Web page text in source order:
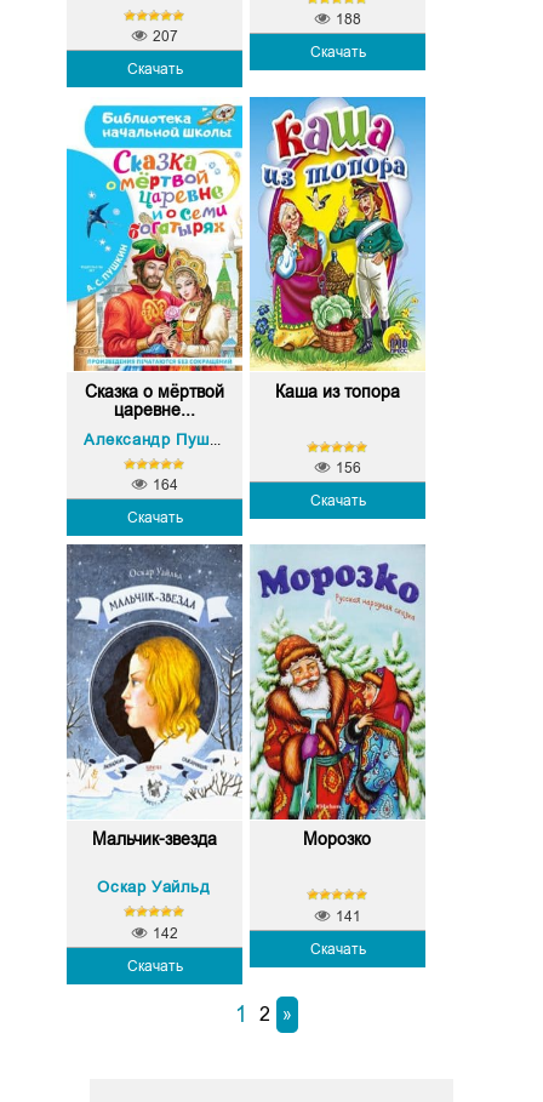
Скачать
207
Скачать
188
Сказка о мёртвой
царевне...
Скачать
164
Каша из топора
Скачать
156
Мальчик-звезда
Оскар Уайльд
Скачать
142
Морозко
Скачать
141
1 2 »